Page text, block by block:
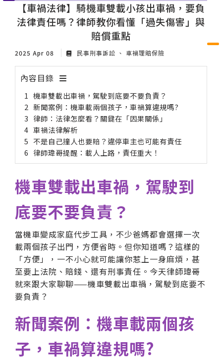
【車禍法律】騎機車雙載小孩出車禍，要負
法律責任嗎？律師教你看懂「過失傷害」與
賠償重點
2025 Apr 08 民事刑事訴訟 車禍理賠保險
內容目錄
機車雙載出車禍，駕駛到底要不要負責？
新聞案例：機車載兩個孩子，車禍算違規嗎?
律師：法律怎麼看？關鍵在「因果關係」
車禍法律解析
不是自己撞人也要賠？違停車主也可能有責任
律師瑋哥提醒：載人上路，責任重大！
機車雙載出車禍，駕駛到
底要不要負責？
當機車變成家庭代步工具，不少爸媽都會選擇一次
載兩個孩子出門，方便省時。但你知道嗎？這樣的
「方便」，一不小心就可能讓你惹上一身麻煩，甚
至要上法院、賠錢、還有刑事責任。今天律師瑋哥
就來跟大家聊聊——機車雙載出車禍，駕駛到底要不
要負責？
新聞案例：機車載兩個孩
子，車禍算違規嗎?